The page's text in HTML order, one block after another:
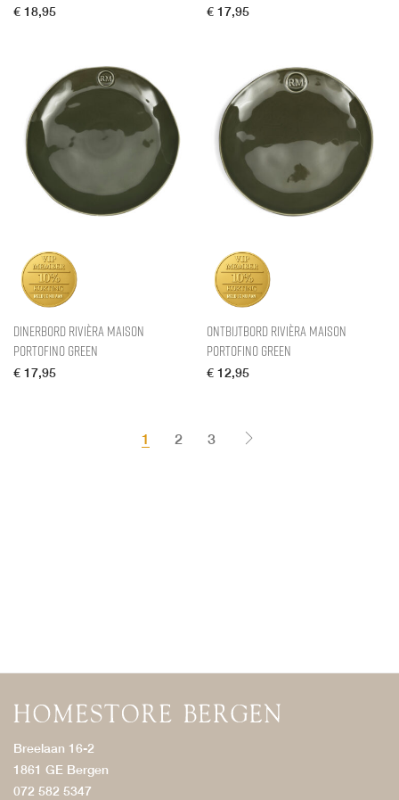
€ 18,95 € 17,95
Dinerbord Rivièra Maison
Portofino Green
€ 17,95
Ontbijtbord Rivièra Maison
Portofino Green
€ 12,95
1 2 3
Breelaan 16-2
1861 GE Bergen
072 582 5347